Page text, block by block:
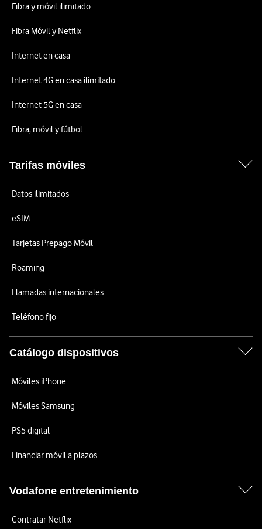
Fibra y móvil ilimitado
Fibra Móvil y Netflix
Internet en casa
Internet 4G en casa ilimitado
Internet 5G en casa
Fibra, móvil y fútbol
Tarifas móviles
Datos ilimitados
eSIM
Tarjetas Prepago Móvil
Roaming
Llamadas internacionales
Teléfono fijo
Catálogo dispositivos
Móviles iPhone
Móviles Samsung
PS5 digital
Financiar móvil a plazos
Vodafone entretenimiento
Contratar Netflix